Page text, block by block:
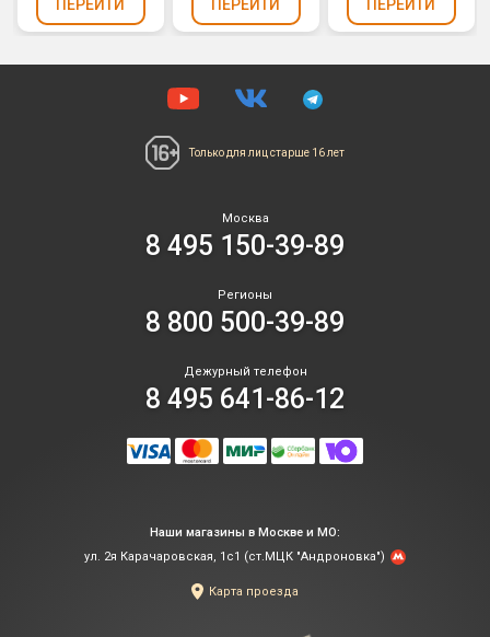
ПЕРЕЙТИ ПЕРЕЙТИ ПЕРЕЙТИ
Только для лиц старше 16 лет
Москва
8 495 150-39-89
Регионы
8 800 500-39-89
Дежурный телефон
8 495 641-86-12
Наши магазины в Москве и МО:
ул. 2я Карачаровская, 1с1 (ст.МЦК "Андроновка")
Карта проезда